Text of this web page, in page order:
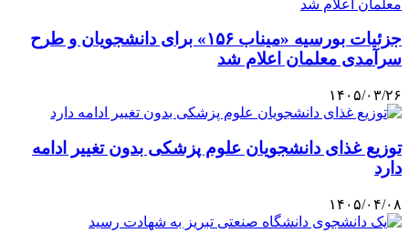
جزئیات بورسیه «میناب ۱۵۶» برای دانشجویان و طرح
سرآمدی معلمان اعلام شد
۱۴۰۵/۰۳/۲۶
توزیع غذای دانشجویان علوم پزشکی بدون تغییر ادامه
دارد
۱۴۰۵/۰۴/۰۸